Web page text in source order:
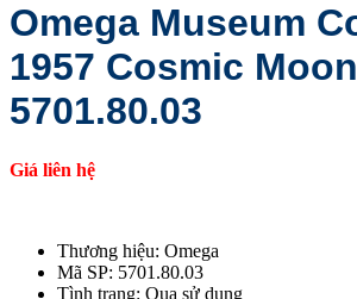
Omega Museum
1957 Cosmic
5701.80.03
Giá liên hệ
Thương hiệu: Omega
Mã SP: 5701.80.03
Tình trạng: Qua sử dụng